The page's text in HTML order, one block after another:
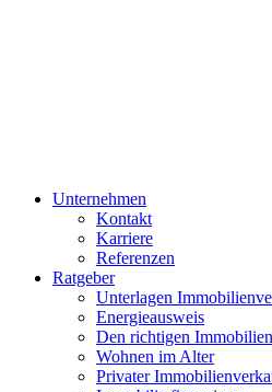
Unternehmen
Kontakt
Karriere
Referenzen
Ratgeber
Unterlagen
Energieausweis
Den richtigen
Wohnen im Alter
Privater